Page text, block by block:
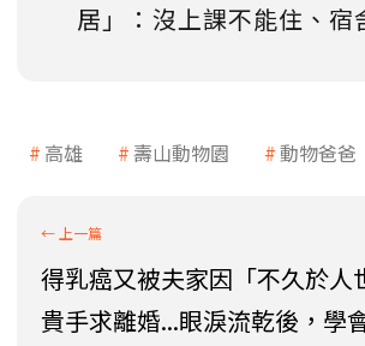
居」：沒上課不能住、宿
高雄 壽山動物園 動物爸爸
得乳癌又被夫家因「不久於人
貴手求離婚...眼淚流乾後，學